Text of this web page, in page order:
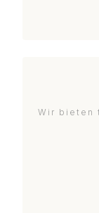
Wir bieten